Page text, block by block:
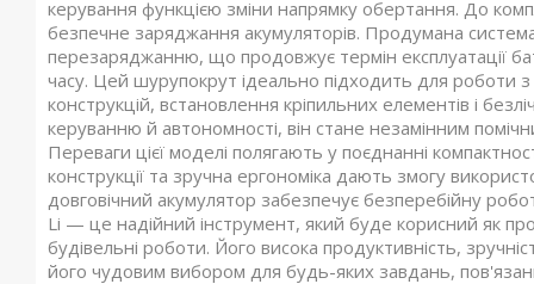
керування функцією зміни напрямку обертання. До
безпечне заряджання акумуляторів. Продумана
перезаряджанню, що продовжує термін експлуатації
часу. Цей шурупокрут ідеально підходить для роботи
конструкцій, встановлення кріпильних елементів і
керуванню й автономності, він стане незамінним
Переваги цієї моделі полягають у поєднанні
конструкції та зручна ергономіка дають змогу
довговічний акумулятор забезпечує безперебійну
Li — це надійний інструмент, який буде корисний як
будівельні роботи. Його висока продуктивність,
його чудовим вибором для будь-яких завдань,